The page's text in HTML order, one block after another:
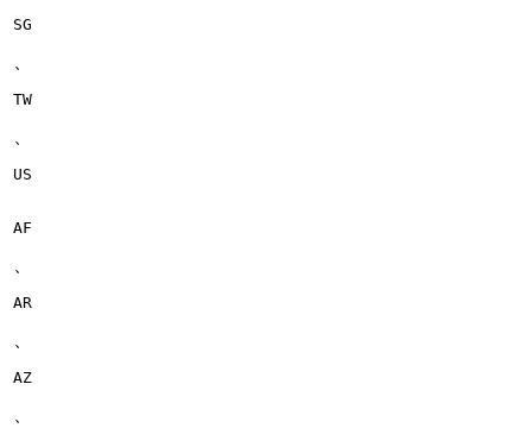
SG
、
TW
、
US
AF
、
AR
、
AZ
、